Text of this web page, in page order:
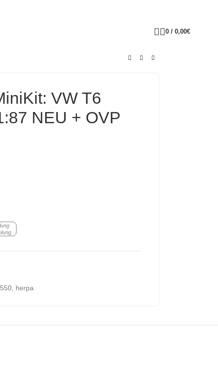
0 / 0,00€
VW T6
NEU + OVP
, herpa